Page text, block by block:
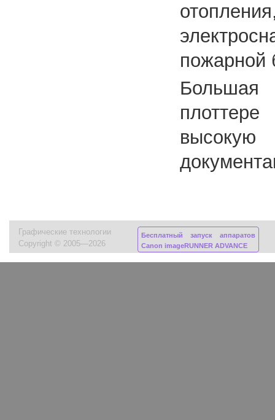
пожарной
высокую
Графические технологии
Copyright © 2005—2026
Бесплатный запуск аппаратов
Canon imageRUNNER ADVANCE